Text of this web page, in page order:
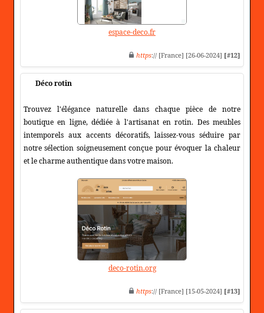
espace-deco.fr
https:// [France] [26-06-2024] [#12]
Déco rotin
Trouvez l'élégance naturelle dans chaque pièce de notre
boutique en ligne, dédiée à l'artisanat en rotin. Des meubles
intemporels aux accents décoratifs, laissez-vous séduire par
notre sélection soigneusement conçue pour évoquer la chaleur
et le charme authentique dans votre maison.
deco-rotin.org
https:// [France] [15-05-2024] [#13]